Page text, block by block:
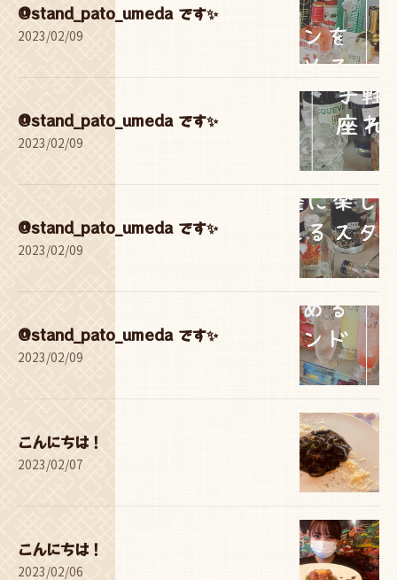
@stand_pato_umeda です✨
2023/02/09
@stand_pato_umeda です✨
2023/02/09
@stand_pato_umeda です✨
2023/02/09
@stand_pato_umeda です✨
2023/02/09
こんにちは！
2023/02/07
こんにちは！
2023/02/06